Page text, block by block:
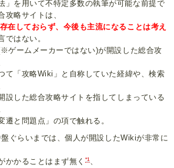
」を用いて不特定多数の執筆が可能な前提で
攻略サイトは、
在しておらず、今後も主流になることは考え
ではない。
ゲームメーカーではない)が開設した総合攻
て「攻略Wiki」と自称していた経緯や、検索
設した総合攻略サイトを指してしまっている
遷と問題点」の項で触れる。
ぐらいまでは、個人が開設したWikiが非常に
かかることはまず無く *1、